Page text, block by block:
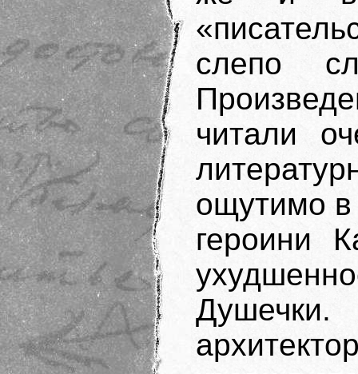
слепо
читали
ощутимо в
героини